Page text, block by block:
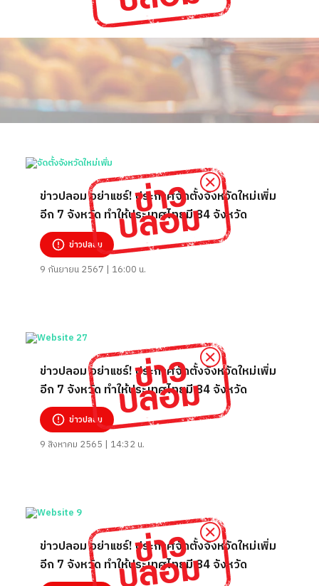
ข่าวปลอม อย่าแชร์! ประกาศจัดตั้งจังหวัดใหม่เพิ่ม
อีก 7 จังหวัด ทำให้ประเทศไทยมี 84 จังหวัด
ข่าวปลอม
9 กันยายน 2567 | 16:00 น.
ข่าวปลอม อย่าแชร์! ประกาศจัดตั้งจังหวัดใหม่เพิ่ม
อีก 7 จังหวัด ทำให้ประเทศไทยมี 84 จังหวัด
ข่าวปลอม
9 สิงหาคม 2565 | 14:32 น.
ข่าวปลอม อย่าแชร์! ประกาศจัดตั้งจังหวัดใหม่เพิ่ม
อีก 7 จังหวัด ทำให้ประเทศไทยมี 84 จังหวัด